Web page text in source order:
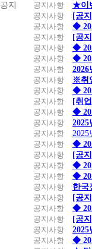
공지
공지사항
★이
공지사항
[공
공지사항
◆
공지사항
[공
공지사항
◆
공지사항
◆
공지사항
공지사항
※취
공지사항
◆
공지사항
[취
공지사항
◆
공지사항
2025
공지사항
공지사항
◆
공지사항
[공
공지사항
◆
공지사항
◆
공지사항
한국
공지사항
[공
공지사항
◆
공지사항
[공
공지사항
공지사항
◆